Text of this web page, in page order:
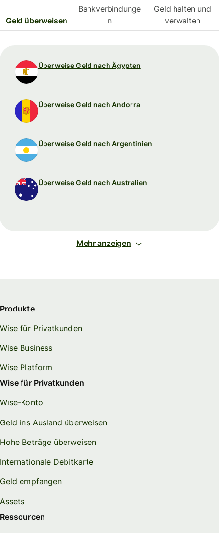
Geld überweisen
Bankverbindunge
n
Geld halten und
verwalten
Überweise Geld nach Ägypten
Überweise Geld nach Andorra
Überweise Geld nach Argentinien
Überweise Geld nach Australien
Mehr anzeigen
Produkte
Wise für Privatkunden
Wise Business
Wise Platform
Wise für Privatkunden
Wise-Konto
Geld ins Ausland überweisen
Hohe Beträge überweisen
Internationale Debitkarte
Geld empfangen
Assets
Ressourcen